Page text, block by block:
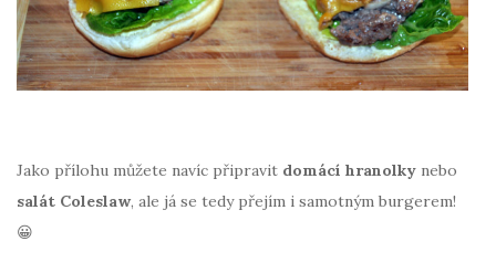
Jako přílohu můžete navíc připravit domácí hranolky nebo
salát Coleslaw, ale já se tedy přejím i samotným burgerem!
😀